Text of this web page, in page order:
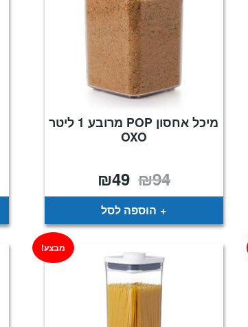
מיכל אחסון POP מרובע 1 ליטר
OXO
₪94 המחיר
המקורי
היה:
₪49
הוא:
הוספה לסל
מבצע!